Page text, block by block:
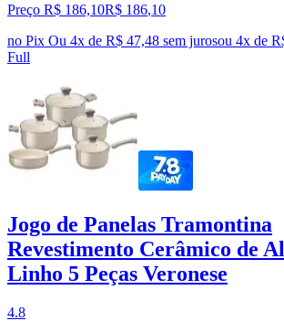
Preço R$ 186,10R$ 186,10
no Pix Ou 4x de R$ 47,48 sem jurosou 4x de
Full
Jogo de Panelas Tramontina
Revestimento Cerâmico de
Linho 5 Peças Veronese
4.8